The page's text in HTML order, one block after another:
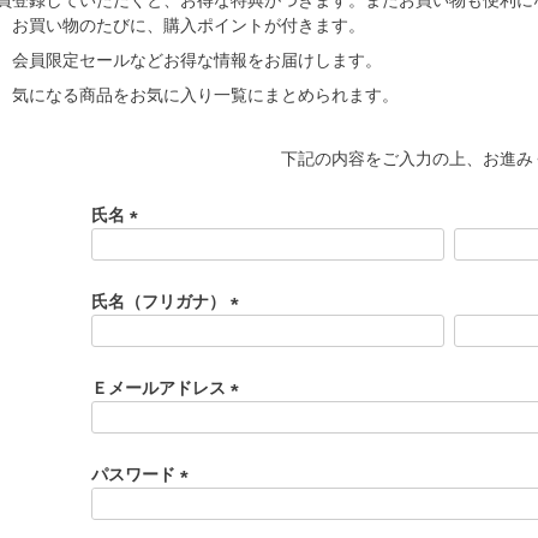
お買い物のたびに、購入ポイントが付きます。
会員限定セールなどお得な情報をお届けします。
気になる商品をお気に入り一覧にまとめられます。
下記の内容をご入力の上、お進み
氏名
須
)
氏名（フリガナ）
須
)
Ｅメールアドレス
)
パスワード